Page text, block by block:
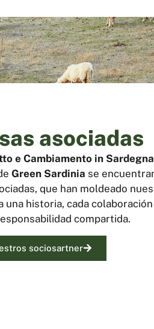
asociadas
e Cambiamento in Sardegna
Green Sardinia se
que han moldeado
una historia, cada
compartida.
sociosartner